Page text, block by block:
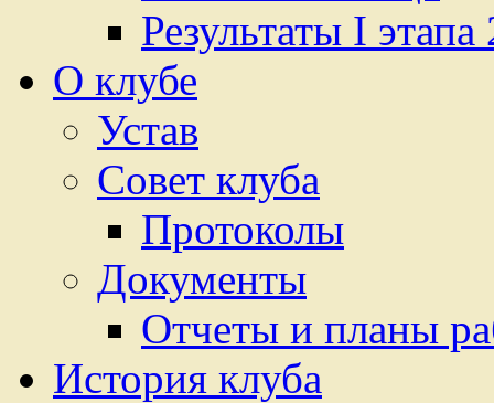
Результаты I
О клубе
Устав
Cовет клуба
Протоколы
Документы
Отчеты и планы
История клуба